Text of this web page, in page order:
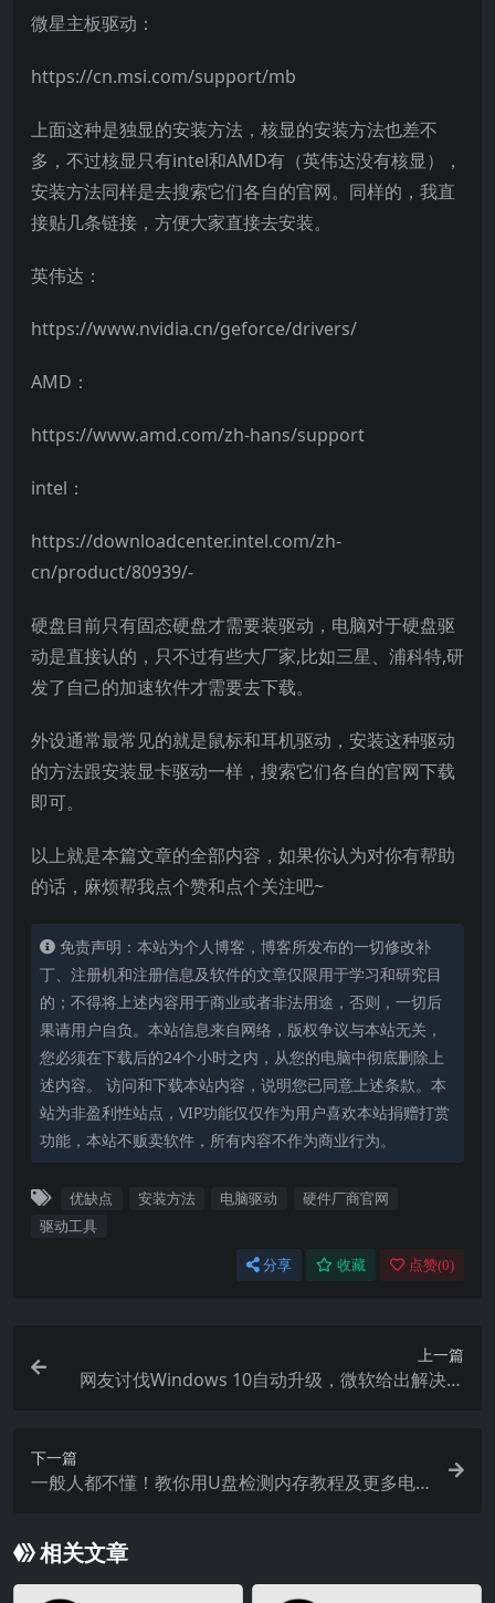
微星主板驱动：
https://cn.msi.com/support/mb
上面这种是独显的安装方法，核显的安装方法也差不
多，不过核显只有intel和AMD有（英伟达没有核显），
安装方法同样是去搜索它们各自的官网。同样的，我直
接贴几条链接，方便大家直接去安装。
英伟达：
https://www.nvidia.cn/geforce/drivers/
AMD：
https://www.amd.com/zh-hans/support
intel：
https://downloadcenter.intel.com/zh-
cn/product/80939/-
硬盘目前只有固态硬盘才需要装驱动，电脑对于硬盘驱
动是直接认的，只不过有些大厂家,比如三星、浦科特,研
发了自己的加速软件才需要去下载。
外设通常最常见的就是鼠标和耳机驱动，安装这种驱动
的方法跟安装显卡驱动一样，搜索它们各自的官网下载
即可。
以上就是本篇文章的全部内容，如果你认为对你有帮助
的话，麻烦帮我点个赞和点个关注吧~
免责声明：本站为个人博客，博客所发布的一切修改补
丁、注册机和注册信息及软件的文章仅限用于学习和研究目
的；不得将上述内容用于商业或者非法用途，否则，一切后
果请用户自负。本站信息来自网络，版权争议与本站无关，
您必须在下载后的24个小时之内，从您的电脑中彻底删除上
述内容。 访问和下载本站内容，说明您已同意上述条款。本
站为非盈利性站点，VIP功能仅仅作为用户喜欢本站捐赠打赏
功能，本站不贩卖软件，所有内容不作为商业行为。
优缺点 安装方法 电脑驱动
硬件厂商官网
驱动工具
分享 收藏 点赞(0)
上一篇
网友讨伐Windows 10自动升级，微软给出解决办
下一篇
一般人都不懂！教你用U盘检测内存教程及更多电
相关文章